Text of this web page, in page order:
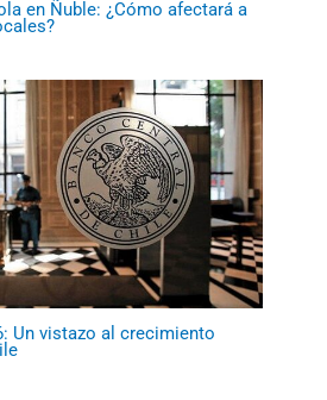
en Ñuble: ¿Cómo afectará a
Un vistazo al crecimiento